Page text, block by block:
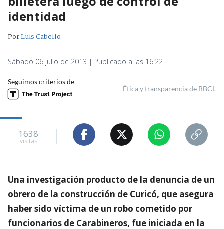
identidad
PorLuis Cabello
Sábado 06 julio de 2013 | Publicado a las 16:22
Seguimos criterios de
Ética y transparencia de BBCL
1638
visitas
Una investigación producto de la denuncia de un
obrero de la construcción de Curicó, que asegura
haber sido víctima de un robo cometido por
funcionarios de Carabineros, fue iniciada en la